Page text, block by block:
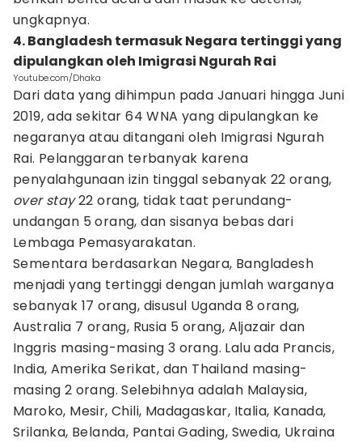
ungkapnya.
4. Bangladesh termasuk Negara tertinggi yang
dipulangkan oleh Imigrasi Ngurah Rai
Youtube.com/Dhaka
Dari data yang dihimpun pada Januari hingga Juni
2019, ada sekitar 64 WNA yang dipulangkan ke
negaranya atau ditangani oleh Imigrasi Ngurah
Rai. Pelanggaran terbanyak karena
penyalahgunaan izin tinggal sebanyak 22 orang,
over stay22 orang, tidak taat perundang-
undangan 5 orang, dan sisanya bebas dari
Lembaga Pemasyarakatan.
Sementara berdasarkan Negara, Bangladesh
menjadi yang tertinggi dengan jumlah warganya
sebanyak 17 orang, disusul Uganda 8 orang,
Australia 7 orang, Rusia 5 orang, Aljazair dan
Inggris masing-masing 3 orang. Lalu ada Prancis,
India, Amerika Serikat, dan Thailand masing-
masing 2 orang. Selebihnya adalah Malaysia,
Maroko, Mesir, Chili, Madagaskar, Italia, Kanada,
Srilanka, Belanda, Pantai Gading, Swedia, Ukraina